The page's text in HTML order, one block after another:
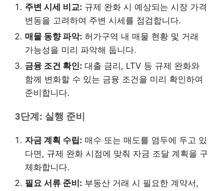
주변 시세 비교: 규제 완화 시 예상되는 시장 가격
변동을 고려하여 주변 시세를 점검합니다.
매물 동향 파악: 허가구역 내 매물 현황 및 거래
가능성을 미리 파악해 둡니다.
금융 조건 확인: 대출 금리, LTV 등 규제 완화와
함께 변화할 수 있는 금융 조건을 미리 확인하여
준비합니다.
3단계: 실행 준비
자금 계획 수립: 매수 또는 매도를 염두에 두고 있
다면, 규제 완화 시점에 맞춰 자금 조달 계획을 구
체화합니다.
필요 서류 준비: 부동산 거래 시 필요한 계약서,